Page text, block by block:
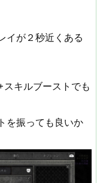
イが２秒近くある
キルブーストでも
を振っても良いか